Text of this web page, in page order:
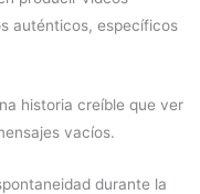
auténticos, específicos
historia creíble que ver
vacíos.
durante la